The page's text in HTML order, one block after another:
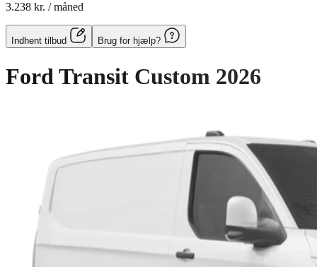
3.238 kr. / måned
Indhent tilbud Brug for hjælp?
Ford Transit Custom 2026